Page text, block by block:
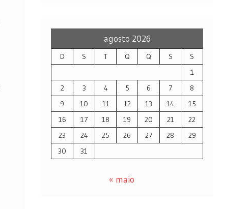
agosto 2026
D S T Q Q S
S
1
2
3 4 5 6 7
8
9
10 11 12 13 14
15
16
17 18 19 20 21
22
23
24 25 26 27 28
29
30
31
« maio